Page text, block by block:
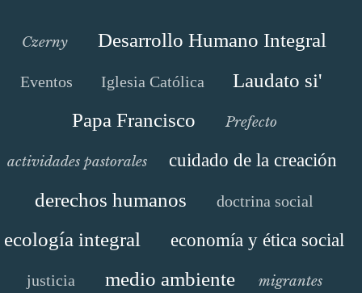
Czerny Desarrollo Humano Integral
Eventos Iglesia Católica
Laudato si'
Papa Francisco
Prefecto
actividades pastorales cuidado de la creación
derechos humanos doctrina social
ecología integral economía y ética social
justicia medio ambiente migrantes